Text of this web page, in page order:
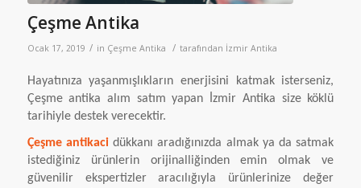
Çeşme Antika
Ocak 17, 2019 / in Çeşme Antika / tarafından İzmir Antika
Hayatınıza yaşanmışlıkların enerjisini katmak isterseniz,
Çeşme antika alım satım yapan İzmir Antika size köklü
tarihiyle destek verecektir.
Çeşme antikacidükkanı aradığınızda almak ya da satmak
istediğiniz ürünlerin orijinalliğinden emin olmak ve
güvenilir ekspertizler aracılığıyla ürünlerinize değer